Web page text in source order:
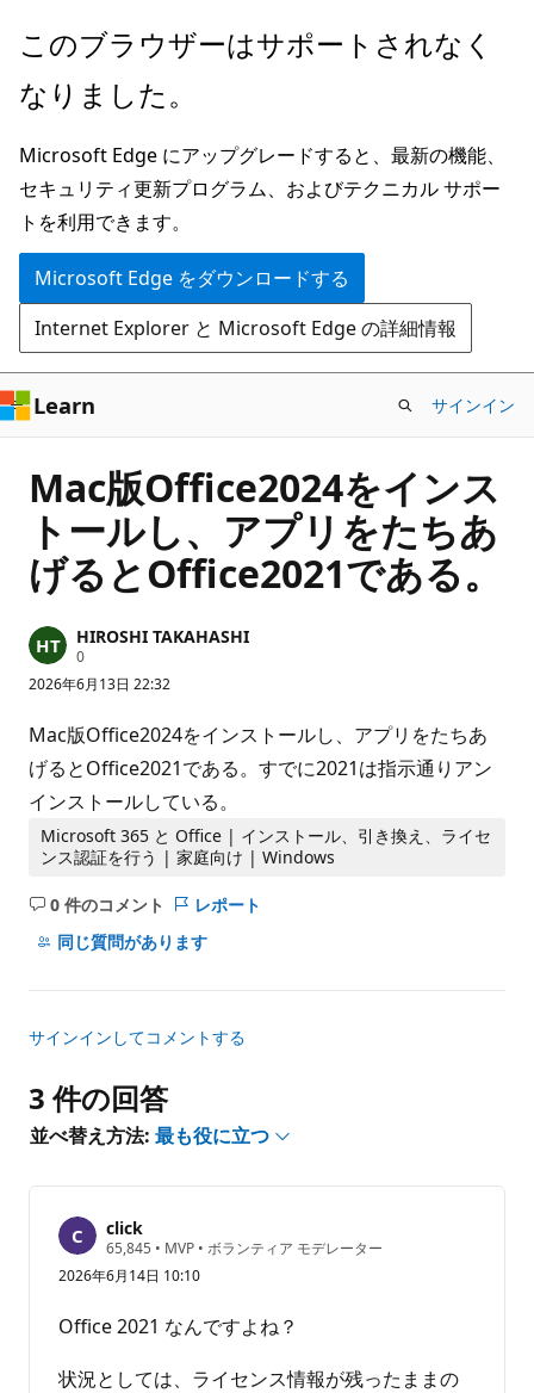
メ
ン
ン
テ
ン
ツ
に
ス
キ
ッ
プ
このブラウザーはサポートされなく
なりました。
Microsoft Edge にアップグレードすると、最新の機能、
セキュリティ更新プログラム、およびテクニカル サポー
トを利用できます。
Microsoft Edge をダウンロードする
Internet Explorer と Microsoft Edge の詳細情報
Learn サインイン
Mac版Office2024をインス
トールし、アプリをたちあ
げるとOffice2021である。
HIROSHI TAKAHASHI
0評
価
の
イ
ン
ト
2026年6月13日 22:32
Mac版Office2024をインストールし、アプリをたちあ
げるとOffice2021である。すでに2021は指示通りアン
インストールしている。
Microsoft 365 と Office | インストール、引き換え、ライセ
ンス認証を行う | 家庭向け | Windows
0 件のコメント
コ
メ
ト
あ
ま
せ
ん
レポート
同じ質問があります
サインインしてコメントする
3 件の回答
並べ替え方法: 最も役に立つ
click
65,845 評
価
の
イ
ン
• MVP • ボランティア モデレーター
2026年6月14日 10:10
Office 2021 なんですよね？
状況としては、ライセンス情報が残ったままの